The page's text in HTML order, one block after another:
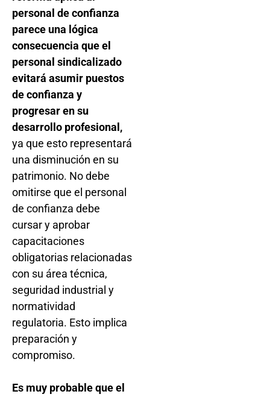
personal de confianza
parece una lógica
consecuencia que el
personal sindicalizado
evitará asumir puestos
de confianza y
progresar en su
desarrollo profesional,
ya que esto representará
una disminución en su
patrimonio. No debe
omitirse que el personal
de confianza debe
cursar y aprobar
capacitaciones
obligatorias relacionadas
con su área técnica,
seguridad industrial y
normatividad
regulatoria. Esto implica
preparación y
compromiso.
Es muy probable que el